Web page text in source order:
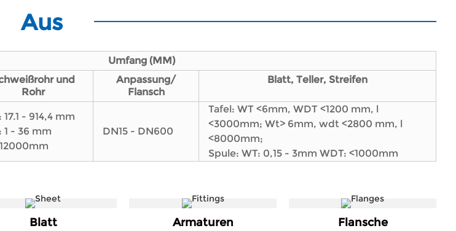
Aus
Umfang (MM)
und
Rohr
Anpassung/
Flansch
Blatt, Teller, Streifen
17.1 - 914,4 mm
1 - 36 mm
DN15 - DN600
Tafel: WT <6mm, WDT <1200 mm, l
<3000mm; Wt> 6mm, wdt <2800 mm, l
<8000mm;
Spule: WT: 0,15 - 3mm WDT: <1000mm
Blatt Armaturen Flansche